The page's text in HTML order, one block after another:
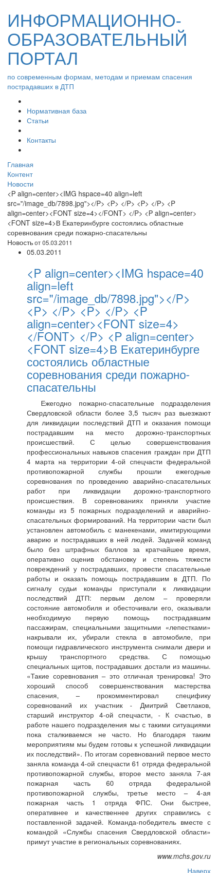
ИНФОРМАЦИОННО-
ОБРАЗОВАТЕЛЬНЫЙ
ПОРТАЛ
по современным формам, методам и приемам спасения
пострадавших в ДТП
Нормативная база
Статьи
Контакты
Главная
Контент
Новости
<P align=center><IMG hspace=40 align=left
src="/image_db/7898.jpg"></P> <P> </P> <P> </P> <P
align=center><FONT size=4></FONT> </P> <P align=center>
<FONT size=4>В Екатеринбурге состоялись областные
соревнования среди пожарно-спасательны
Новостьот 05.03.2011
05.03.2011
<P align=center><IMG hspace=40
align=left
src="/image_db/7898.jpg"></P>
<P> </P> <P> </P> <P
align=center><FONT size=4>
</FONT> </P> <P align=center>
<FONT size=4>В Екатеринбурге
состоялись областные
соревнования среди пожарно-
спасательны
Ежегодно пожарно-спасательные подразделения
Свердловской области более 3,5 тысяч раз выезжают
для ликвидации последствий ДТП и оказания помощи
пострадавшим на место дорожно-транспортных
происшествий. С целью совершенствования
профессиональных навыков спасения граждан при ДТП
4 марта на территории 4-ой спецчасти федеральной
противопожарной службы прошли ежегодные
соревнования по проведению аварийно-спасательных
работ при ликвидации дорожно-транспортного
происшествия. В соревнованиях приняли участие
команды из 5 пожарных подразделений и аварийно-
спасательных формирований. На территории части был
установлен автомобиль с манекенами, имитирующими
аварию и пострадавших в ней людей. Задачей команд
было без штрафных баллов за кратчайшее время,
оперативно оценив обстановку и степень тяжести
повреждений у пострадавших, провести спасательные
работы и оказать помощь пострадавшим в ДТП. По
сигналу судьи команды приступали к ликвидации
последствий ДТП: первым делом – проверяли
состояние автомобиля и обесточивали его, оказывали
необходимую первую помощь пострадавшим
пассажирам, специальными защитными «лепестками»
накрывали их, убирали стекла в автомобиле, при
помощи гидравлического инструмента снимали двери и
крышу транспортного средства. С помощью
специальных щитов, пострадавших достали из машины.
«Такие соревнования – это отличная тренировка! Это
хороший способ совершенствования мастерства
спасения, – прокомментировал специфику
соревнований их участник - Дмитрий Светлаков,
старший инструктор 4-ой спецчасти, - К счастью, в
работе нашего подразделения мы с такими ситуациями
пока сталкиваемся не часто. Но благодаря таким
мероприятиям мы будем готовы к успешной ликвидации
их последствий». По итогам соревнований первое место
заняла команда 4-ой спецчасти 61 отряда федеральной
противопожарной службы, второе место заняла 7-ая
пожарная часть 60 отряда федеральной
противопожарной службы, третье место – 4-ая
пожарная часть 1 отряда ФПС. Они быстрее,
оперативнее и качественнее других справились с
поставленной задачей. Команда-победитель вместе с
командой «Службы спасения Свердловской области»
примут участие в региональных соревнованиях.
www.mchs.gov.ru
Наверх